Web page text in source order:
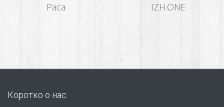
Раса IZH.ONE
Коротко о нас